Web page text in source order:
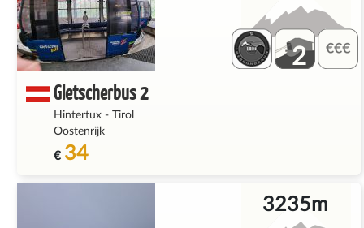
Gletscherbus 2
Hintertux- Tirol
Oostenrijk
€ 34
2
3235m